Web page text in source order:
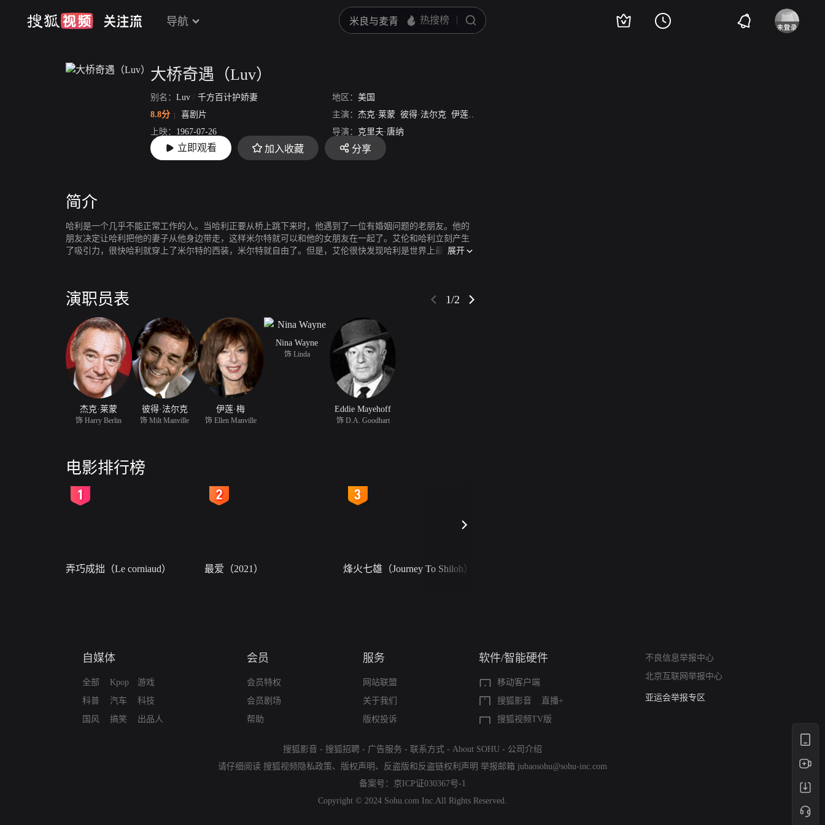
导航
大桥奇遇（Luv）
别名： Luv / 千方百计护娇妻 地区： 美国
8.8分
喜剧片 主演： 杰克·莱蒙 彼得·法尔克 伊莲·梅
上映： 1967-07-26 导演： 克里夫·唐纳
片长： 95分47秒
立即观看 加入收藏 分享
简介
哈利是一个几乎不能正常工作的人。当哈利正要从桥上跳下来时，他遇到了一位有婚姻问题的老朋友。他的
朋友决定让哈利把他的妻子从他身边带走，这样米尔特就可以和他的女朋友在一起了。艾伦和哈利立刻产生
了吸引力，很快哈利就穿上了米尔特的西装，米尔特就自由了。但是，艾伦很快发现哈利是世界上最糟糕的
展开
演职员表 1/2
杰克·莱蒙
饰 Harry Berlin
彼得·法尔克
饰 Milt Manville
伊莲·梅
饰 Ellen Manville
Nina Wayne
饰 Linda
Eddie Mayehoff
饰 D.A. Goodhart
电影排行榜
弄巧成拙（Le corniaud） 最爱（2021） 烽火七雄（Journey To Shiloh）
自媒体
全部
科普
国风
Kpop
汽车
搞笑
游戏
科技
出品人
会员
会员特权
会员剧场
帮助
服务
网站联盟
关于我们
版权投诉
软件/智能硬件
移动客户端
搜狐影音
直播+
搜狐视频TV版
不良信息举报中心
北京互联网举报中心
算法推荐专项举报
亚运会举报专区
搜狐影音 - 搜狐招聘 - 广告服务 - 联系方式 - About SOHU - 公司介绍
请仔细阅读 搜狐视频隐私政策、 版权声明 、 反盗版和反盗链权利声明 举报邮箱 jubaosohu@sohu-inc.com
备案号： 京ICP证030367号-1
Copyright © 2024 Sohu.com Inc.All Rights Reserved.